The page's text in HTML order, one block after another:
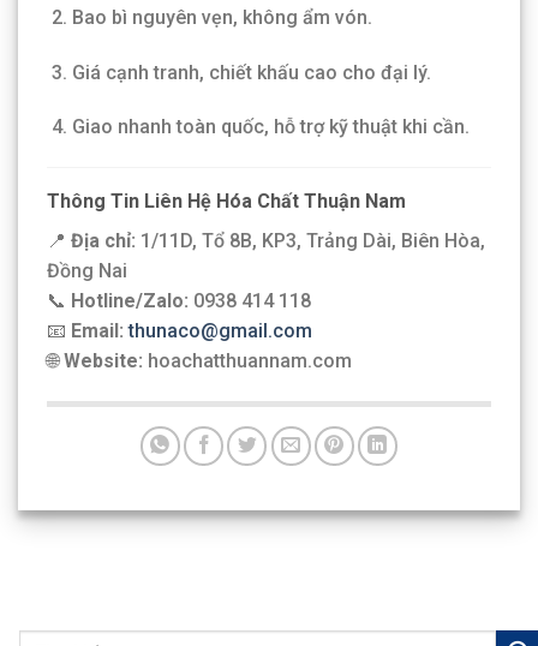
Bao bì nguyên vẹn, không ẩm vón.
Giá cạnh tranh, chiết khấu cao cho đại lý.
Giao nhanh toàn quốc, hỗ trợ kỹ thuật khi cần.
Thông Tin Liên Hệ Hóa Chất Thuận Nam
📍 Địa chỉ: 1/11D, Tổ 8B, KP3, Trảng Dài, Biên Hòa,
Đồng Nai
📞 Hotline/Zalo: 0938 414 118
📧 Email: thunaco@gmail.com
🌐Website: hoachatthuannam.com